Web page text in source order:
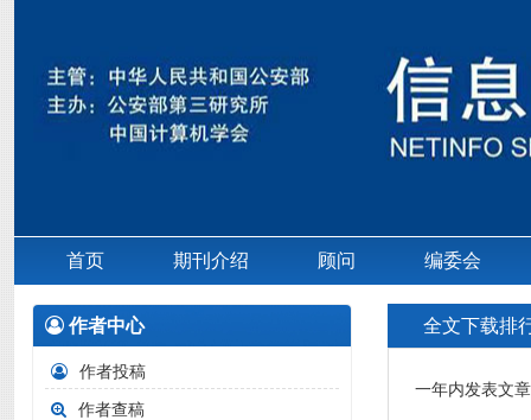
首页 期刊介绍 顾问 编委会
全文下载排
一年内发表文章
作者中心
作者投稿
作者查稿